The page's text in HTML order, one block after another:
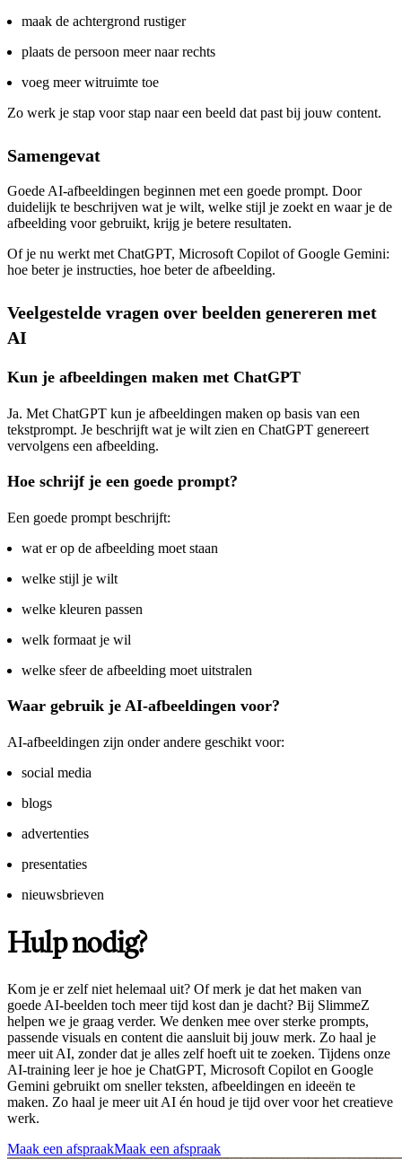
maak de achtergrond rustiger
plaats de persoon meer naar rechts
voeg meer witruimte toe
Zo werk je stap voor stap naar een beeld dat past bij jouw content.
Samengevat
Goede AI-afbeeldingen beginnen met een goede prompt. Door
duidelijk te beschrijven wat je wilt, welke stijl je zoekt en waar je de
afbeelding voor gebruikt, krijg je betere resultaten.
Of je nu werkt met ChatGPT, Microsoft Copilot of Google Gemini:
hoe beter je instructies, hoe beter de afbeelding.
Veelgestelde vragen over beelden genereren met
AI
Kun je afbeeldingen maken met ChatGPT
Ja. Met ChatGPT kun je afbeeldingen maken op basis van een
tekstprompt. Je beschrijft wat je wilt zien en ChatGPT genereert
vervolgens een afbeelding.
Hoe schrijf je een goede prompt?
Een goede prompt beschrijft:
wat er op de afbeelding moet staan
welke stijl je wilt
welke kleuren passen
welk formaat je wil
welke sfeer de afbeelding moet uitstralen
Waar gebruik je AI-afbeeldingen voor?
AI-afbeeldingen zijn onder andere geschikt voor:
social media
blogs
advertenties
presentaties
nieuwsbrieven
Hulp nodig?
Kom je er zelf niet helemaal uit? Of merk je dat het maken van
goede AI-beelden toch meer tijd kost dan je dacht? Bij SlimmeZ
helpen we je graag verder. We denken mee over sterke prompts,
passende visuals en content die aansluit bij jouw merk. Zo haal je
meer uit AI, zonder dat je alles zelf hoeft uit te zoeken. Tijdens onze
AI-training leer je hoe je ChatGPT, Microsoft Copilot en Google
Gemini gebruikt om sneller teksten, afbeeldingen en ideeën te
maken. Zo haal je meer uit AI én houd je tijd over voor het creatieve
werk.
Maak een afspraakMaak een afspraak